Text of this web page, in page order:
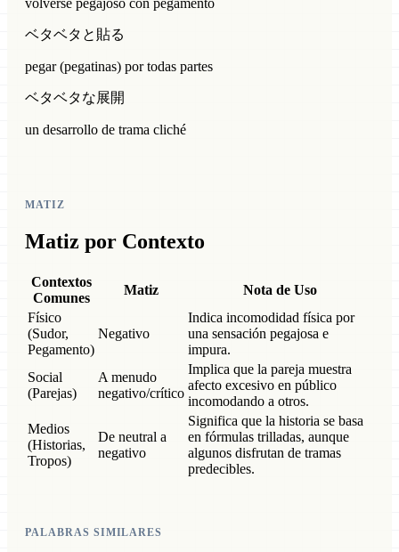
ベタベタと貼る
pegar (pegatinas) por todas partes
ベタベタな展開
un desarrollo de trama cliché
MATIZ
Matiz por Contexto
Contextos
Comunes
Matiz
Nota de Uso
Físico
(Sudor,
Pegamento)
Negativo
Indica incomodidad física por
una sensación pegajosa e
impura.
Social
(Parejas)
A menudo
negativo/crítico
Implica que la pareja muestra
afecto excesivo en público
incomodando a otros.
Medios
(Historias,
Tropos)
De neutral a
negativo
Significa que la historia se basa
en fórmulas trilladas, aunque
algunos disfrutan de tramas
predecibles.
PALABRAS SIMILARES